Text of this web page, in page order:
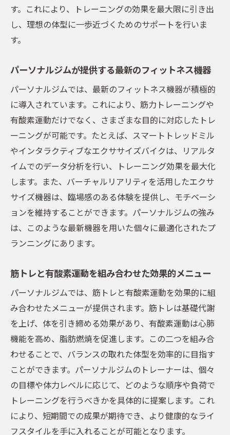
す。これにより、トレーニングの効果を最大限に引き出
し、理想の体型に一歩近づくためのサポートを行いま
す。
パーソナルジムが提供する最新のフィットネス機器
パーソナルジムでは、最新のフィットネス機器が積極的
に導入されています。これにより、筋力トレーニングや
有酸素運動だけでなく、さまざまな目的に対応したトレ
ーニングが可能です。たとえば、スマートトレッドミル
やインタラクティブなエクササイズバイクは、リアルタ
イムでのデータ分析を行い、トレーニング効果を最大化
します。また、バーチャルリアリティを活用したエクサ
サイズ機器は、臨場感のある体験を提供し、モチベーシ
ョンを維持することができます。パーソナルジムの強み
は、このような最新機器を用いた個々に最適化されたプ
ランニングにあります。
筋トレと有酸素運動を組み合わせた効果的メニュー
パーソナルジムでは、筋トレと有酸素運動を効果的に組
み合わせたメニューが提供されます。筋トレは基礎代謝
を上げ、体を引き締める効果があり、有酸素運動は心肺
機能を高め、脂肪燃焼を促進します。この二つを組み合
わせることで、バランスの取れた体型を効率的に目指す
ことができます。パーソナルジムのトレーナーは、個々
の目標や体力レベルに応じて、どのような順序や負荷で
トレーニングを行うべきかを具体的に提案します。これ
により、短期間での成果が期待でき、より健康的なライ
フスタイルを手に入れることが可能となります。